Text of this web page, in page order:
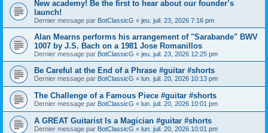
New academy! Be the first to hear about our founder’s
launch!
Dernier message par BotClassicG « jeu. juil. 23, 2026 7:16 pm
Alan Mearns performs his arrangement of "Sarabande" BWV
1007 by J.S. Bach on a 1981 Jose Romanillos
Dernier message par BotClassicG « jeu. juil. 23, 2026 12:25 pm
Be Careful at the End of a Phrase #guitar #shorts
Dernier message par BotClassicG « lun. juil. 20, 2026 10:13 pm
The Challenge of a Famous Piece #guitar #shorts
Dernier message par BotClassicG « lun. juil. 20, 2026 10:01 pm
A GREAT Guitarist Is a Magician #guitar #shorts
Dernier message par BotClassicG « lun. juil. 20, 2026 10:01 pm